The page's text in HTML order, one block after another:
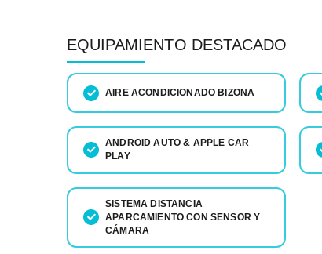
EQUIPAMIENTO DESTACADO
AIRE ACONDICIONADO BIZONA
ANDROID AUTO & APPLE CAR
PLAY
SISTEMA DISTANCIA
APARCAMIENTO CON SENSOR Y
CÁMARA